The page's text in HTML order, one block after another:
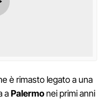
è rimasto legato a una
aPalermo nei primi anni